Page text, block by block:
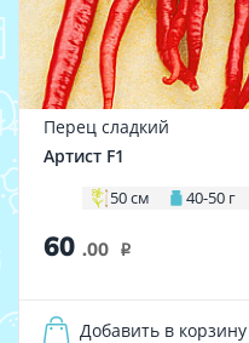
Перец сладкий
Артист F1
50 см 40-50 г
60 .00 i
Добавить в корзину